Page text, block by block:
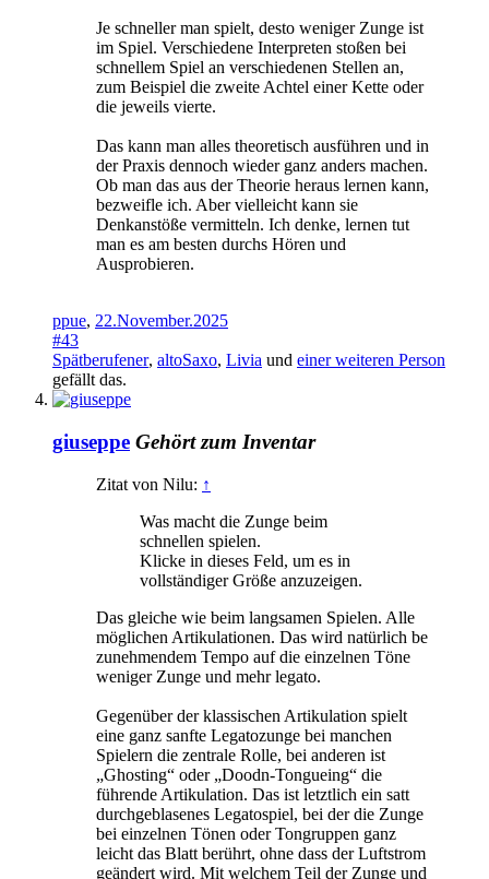
Je schneller man spielt, desto weniger Zunge ist
im Spiel. Verschiedene Interpreten stoßen bei
schnellem Spiel an verschiedenen Stellen an,
zum Beispiel die zweite Achtel einer Kette oder
die jeweils vierte.
Das kann man alles theoretisch ausführen und in
der Praxis dennoch wieder ganz anders machen.
Ob man das aus der Theorie heraus lernen kann,
bezweifle ich. Aber vielleicht kann sie
Denkanstöße vermitteln. Ich denke, lernen tut
man es am besten durchs Hören und
Ausprobieren.
ppue, 22.November.2025
#43
Spätberufener, altoSaxo, Livia und einer weiteren Person
gefällt das.
giuseppe Gehört zum Inventar
Zitat von Nilu: ↑
Was macht die Zunge beim
schnellen spielen.
Klicke in dieses Feld, um es in
vollständiger Größe anzuzeigen.
Das gleiche wie beim langsamen Spielen. Alle
möglichen Artikulationen. Das wird natürlich be
zunehmendem Tempo auf die einzelnen Töne
weniger Zunge und mehr legato.
Gegenüber der klassischen Artikulation spielt
eine ganz sanfte Legatozunge bei manchen
Spielern die zentrale Rolle, bei anderen ist
„Ghosting“ oder „Doodn-Tongueing“ die
führende Artikulation. Das ist letztlich ein satt
durchgeblasenes Legatospiel, bei der die Zunge
bei einzelnen Tönen oder Tongruppen ganz
leicht das Blatt berührt, ohne dass der Luftstrom
geändert wird. Mit welchem Teil der Zunge und